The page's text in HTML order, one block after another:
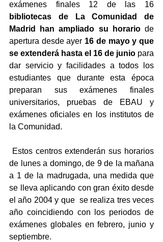
bibliotecas de La Comunidad de
Madrid han ampliado su horario de
apertura desde ayer 16 de mayo y que
se extenderá hasta el 16 de junio para
dar servicio y facilidades a todos los
estudiantes que durante esta época
preparan sus exámenes finales
universitarios, pruebas de EBAU y
exámenes oficiales en los institutos de
la Comunidad.
de lunes a domingo, de 9 de la mañana
a 1 de la madrugada, una medida que
se lleva aplicando con gran éxito desde
el año 2004 y que  se realiza tres veces
año coincidiendo con los periodos de
exámenes globales en febrero, junio y
septiembre.